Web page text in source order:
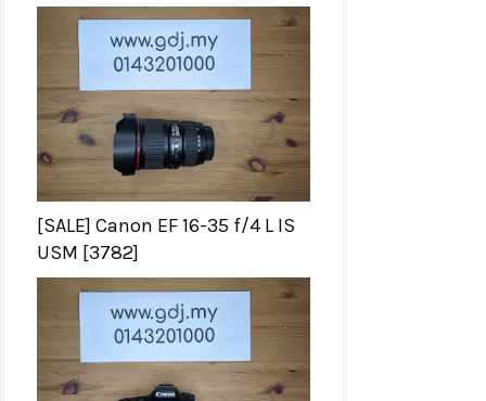
[SALE] Canon EF 16-35 f/4 L IS
USM [3782]